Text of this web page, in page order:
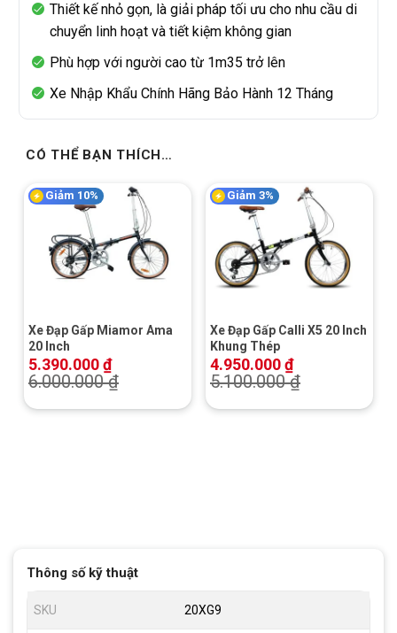
Thiết kế nhỏ gọn, là giải pháp tối ưu cho nhu cầu di
chuyển linh hoạt và tiết kiệm không gian
Phù hợp với người cao từ 1m35 trở lên
Xe Nhập Khẩu Chính Hãng Bảo Hành 12 Tháng
CÓ THỂ BẠN THÍCH…
Giảm 10%
Xe Đạp Gấp Miamor Ama
20 Inch
5.390.000₫
6.000.000₫
Giảm 3%
Xe Đạp Gấp Calli X5 20 Inch
Khung Thép
4.950.000₫
5.100.000₫
Thông số kỹ thuật
SKU 20XG9